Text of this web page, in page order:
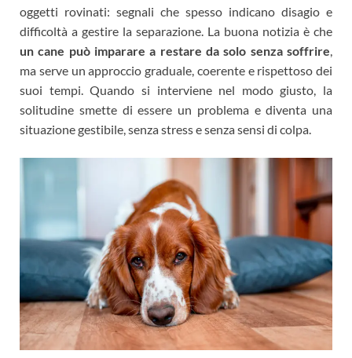
oggetti rovinati: segnali che spesso indicano disagio e
difficoltà a gestire la separazione. La buona notizia è che
un cane può imparare a restare da solo senza soffrire
ma serve un approccio graduale, coerente e rispettoso dei
suoi tempi. Quando si interviene nel modo giusto, la
solitudine smette di essere un problema e diventa una
situazione gestibile, senza stress e senza sensi di colpa.